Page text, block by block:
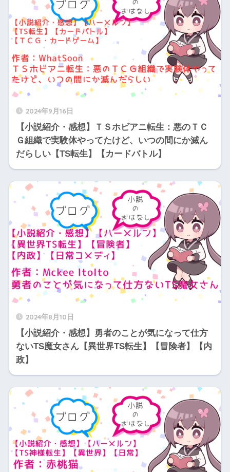
2024年9月16日
【小説紹介・感想】ＴＳホビアニ転生：悪のＴＣ
Ｇ組織で実験体やってたけど、いつの間にか滅ん
だらしい【TS転生】【カードバトル】
2024年8月10日
【小説紹介・感想】勇者のことが気になって仕方
ないTS魔女さん【異世界TS転生】【冒険者】【内
政】